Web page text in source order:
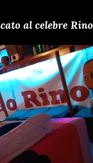
al celebre Rino